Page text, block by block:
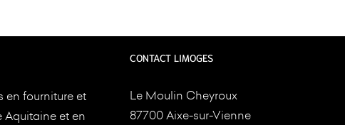
en fourniture et
Aquitaine et en
CONTACT LIMOGES
Le Moulin Cheyroux
87700 Aixe-sur-Vienne